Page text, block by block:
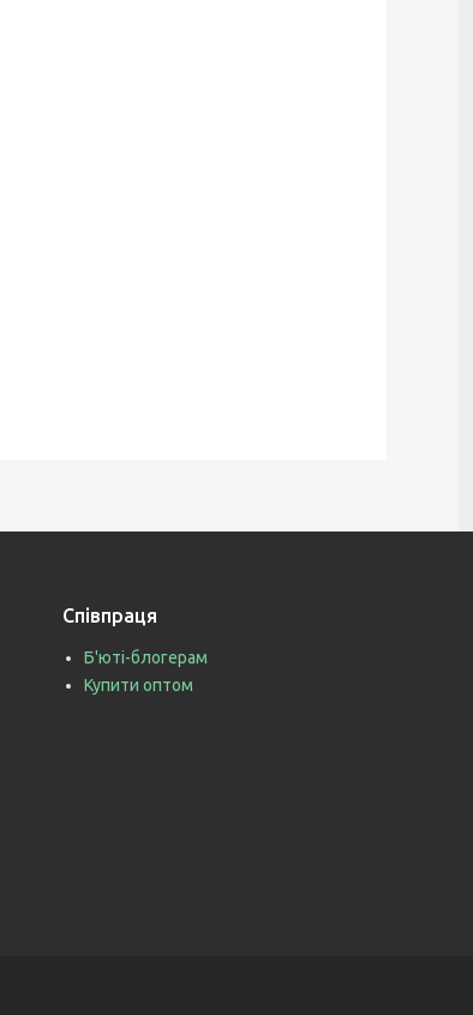
Співпраця
Б'юті-блогерам
Купити оптом